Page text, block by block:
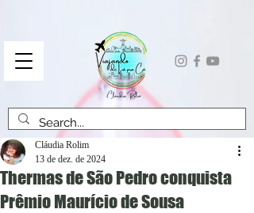
Thermas de São Pedro conquista
Prêmio Maurício de Sousa
Cláudia Rolim
13 de dez. de 2024